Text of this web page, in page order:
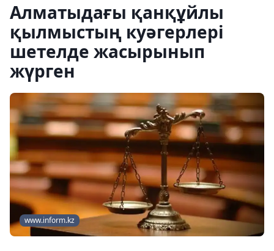
Алматыдағы қанқұйлы
қылмыстың куәгерлері
шетелде жасырынып
жүрген
www.inform.kz